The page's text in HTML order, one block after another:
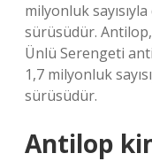
milyonluk
sürüsüdür.
Ünlü Serengeti
1,7 milyonluk
sürüsüdür.
Antilop